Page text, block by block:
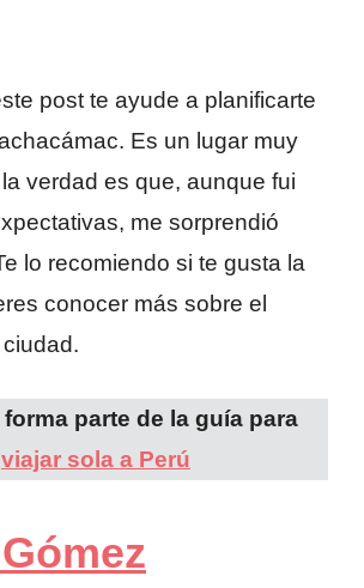
post te ayude a planificarte
Es un lugar muy
verdad es que, aunque fui
me sorprendió
lo recomiendo si te gusta la
conocer más sobre el
parte de la guía para
viajar sola a Perú